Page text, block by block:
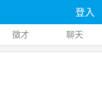
登入
徵才 聊天